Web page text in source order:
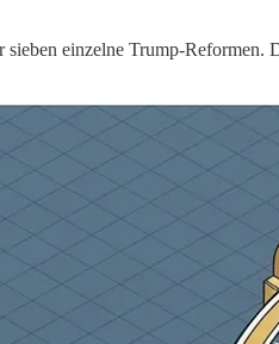
einzelne Trump-